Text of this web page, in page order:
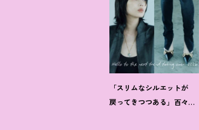
「スリムなシルエットが
戻ってきつつある」百々千